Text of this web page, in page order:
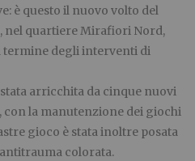
è questo il nuovo volto del
nel quartiere Mirafiori Nord,
termine degli interventi di
arricchita da cinque nuovi
con la manutenzione dei giochi
gioco è stata inoltre posata
colorata.